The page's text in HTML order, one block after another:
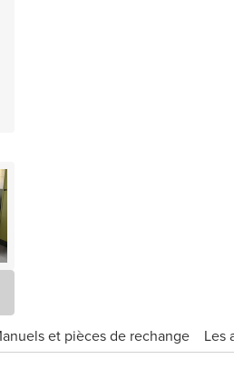
et pièces de rechange Les